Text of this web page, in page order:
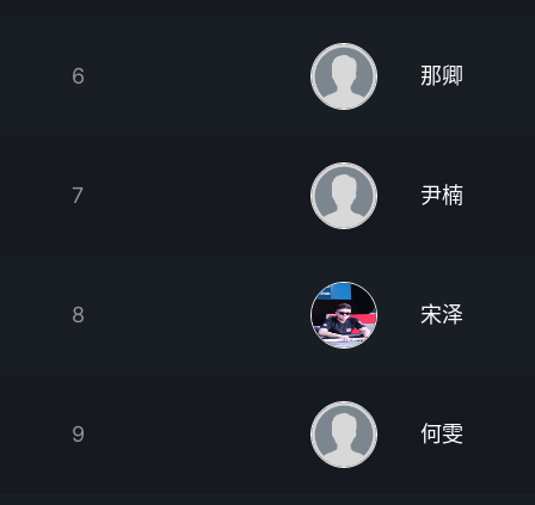
6 那卿
7 尹楠
8 宋泽
9 何雯